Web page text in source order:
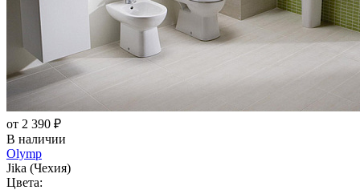
от 2 390 ₽
В наличии
Olymp
Jika (Чехия)
Цвета: